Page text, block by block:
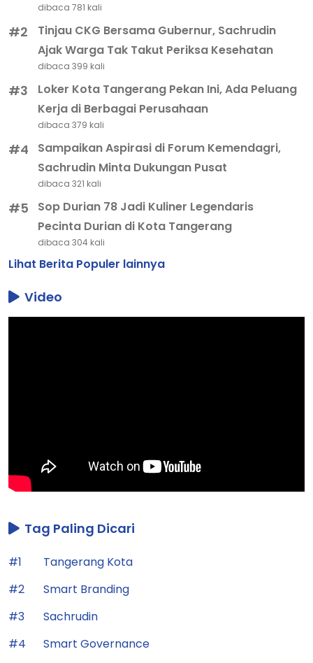
dibaca 781 kali
#2
Tinjau CKG Bersama Gubernur, Sachrudin
Ajak Warga Tak Takut Periksa Kesehatan
dibaca 399 kali
#3
Loker Kota Tangerang Pekan Ini, Ada Peluang
Kerja di Berbagai Perusahaan
dibaca 379 kali
#4
Sampaikan Aspirasi di Forum Kemendagri,
Sachrudin Minta Dukungan Pusat
dibaca 321 kali
#5
Sop Durian 78 Jadi Kuliner Legendaris
Pecinta Durian di Kota Tangerang
dibaca 304 kali
Lihat Berita Populer lainnya
Video
Tag Paling Dicari
#1
Tangerang Kota
#2
Smart Branding
#3
Sachrudin
#4
Smart Governance